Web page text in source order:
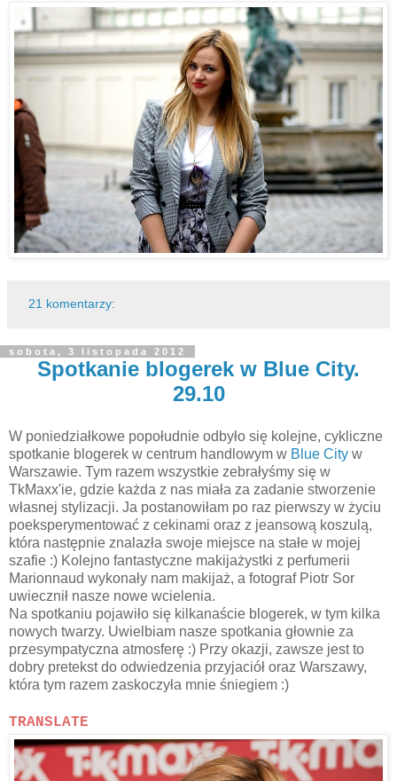
21 komentarzy:
sobota, 3 listopada 2012
Spotkanie blogerek w Blue City.
29.10
W poniedziałkowe popołudnie odbyło się kolejne, cykliczne
spotkanie blogerek w centrum handlowym w Blue City w
Warszawie. Tym razem wszystkie zebrałyśmy się w
TkMaxx'ie, gdzie każda z nas miała za zadanie stworzenie
własnej stylizacji. Ja postanowiłam po raz pierwszy w życiu
poeksperymentować z cekinami oraz z jeansową koszulą,
która następnie znalazła swoje miejsce na stałe w mojej
szafie :) Kolejno fantastyczne makijażystki z perfumerii
Marionnaud wykonały nam makijaż, a fotograf Piotr Sor
uwiecznił nasze nowe wcielenia.
Na spotkaniu pojawiło się kilkanaście blogerek, w tym kilka
nowych twarzy. Uwielbiam nasze spotkania głownie za
przesympatyczna atmosferę :) Przy okazji, zawsze jest to
dobry pretekst do odwiedzenia przyjaciół oraz Warszawy,
która tym razem zaskoczyła mnie śniegiem :)
TRANSLATE